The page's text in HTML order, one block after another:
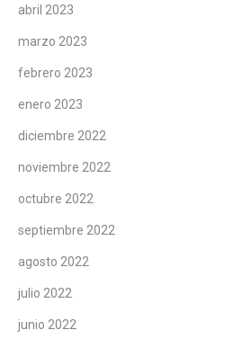
abril 2023
marzo 2023
febrero 2023
enero 2023
diciembre 2022
noviembre 2022
octubre 2022
septiembre 2022
agosto 2022
julio 2022
junio 2022